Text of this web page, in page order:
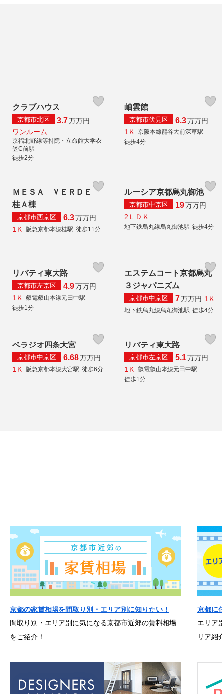
クラブハウス
京都市北区 3.7万万円
ワンルーム
京福北野線等持院・立命館大学衣
笠C前駅
徒歩2分
岫雲館
京都市伏見区 6.3万万円
1Ｋ
京阪本線龍谷大前深草駅
徒歩4分
ＭＥＳＡ ＶＥＲＤＥ
桂Ａ棟
京都市西京区 6.3万万円
1Ｋ
阪急京都本線桂駅 徒歩11分
ルーシア京都烏丸御池
京都市中京区 19万万円
2ＬＤＫ
地下鉄烏丸線烏丸御池駅 徒歩4分
リバティ東大路
京都市左京区 4.9万万円
1Ｋ
叡電叡山本線元田中駅
徒歩1分
エステムコート京都烏丸
３ジャパニズム
京都市中京区 7万万円 1Ｋ
地下鉄烏丸線烏丸御池駅 徒歩4分
ベラジオ四条大宮
京都市中京区 6.68万万円
1Ｋ
阪急京都本線大宮駅 徒歩6分
リバティ東大路
京都市左京区 5.1万万円
1Ｋ
叡電叡山本線元田中駅
徒歩1分
京都の家賃相場を間取り別・エリア別に知りたい！
間取り別・エリア別に気になる京都市近郊の賃料相場
をご紹介！
京都に
エリア
リア紹